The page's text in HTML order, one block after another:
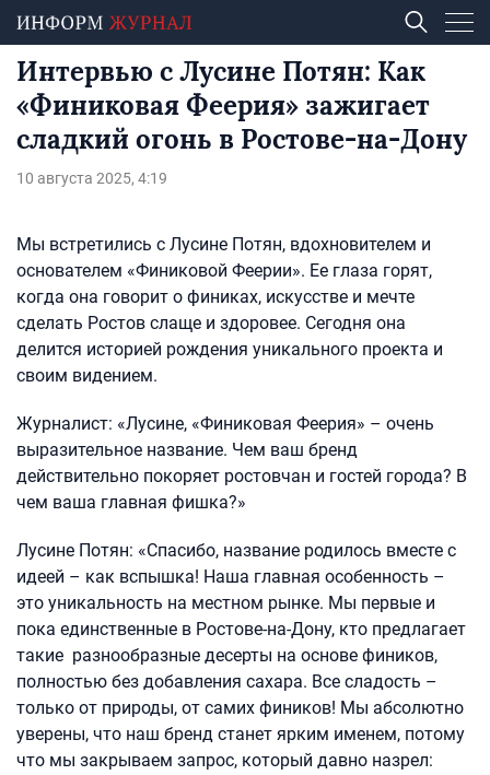
Интервью с Лусине Потян: Как
«Финиковая Феерия» зажигает
сладкий огонь в Ростове-на-Дону
10 августа 2025, 4:19
Мы встретились с Лусине Потян, вдохновителем и
основателем «Финиковой Феерии». Ее глаза горят,
когда она говорит о финиках, искусстве и мечте
сделать Ростов слаще и здоровее. Сегодня она
делится историей рождения уникального проекта и
своим видением.
Журналист: «Лусине, «Финиковая Феерия» – очень
выразительное название. Чем ваш бренд
действительно покоряет ростовчан и гостей города? В
чем ваша главная фишка?»
Лусине Потян: «Спасибо, название родилось вместе с
идеей – как вспышка! Наша главная особенность –
это уникальность на местном рынке. Мы первые и
пока единственные в Ростове-на-Дону, кто предлагает
такие разнообразные десерты на основе фиников,
полностью без добавления сахара. Все сладость –
только от природы, от самих фиников! Мы абсолютно
уверены, что наш бренд станет ярким именем, потому
что мы закрываем запрос, который давно назрел: